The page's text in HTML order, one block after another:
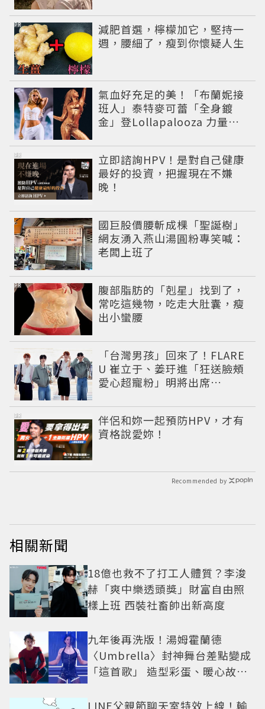
減肥首選，檸檬加它，堅持一
週，腰細了，瘦到你懷疑人生
PR
氣血好充足的美！「布蘭妮接
班人」泰特麥可蕾「全身鍍
金」登Lollapalooza 力量感
立即諮詢HPV！是對自己健康
最好的投資，把握現在不嫌
晚！
PR
國巨股價腰斬成棵「聖誕樹」
網友湧入燕山湯圓粉專笑喊：
老闆上班了
腹部脂肪的「剋星」找到了，
常吃這幾物，吃走大肚囊，瘦
出小蠻腰
PR
「台灣男孩」回來了！FLARE
U 崔立于、姜玗進「狂送臉頰
愛心超寵粉」明將出席
伴侶和妳一起預防HPV，才有
資格說愛妳！
PR
Recommended by
相關新聞
18億也救不了打工人體質？李浚
赫「爽中樂透頭獎」財富自由照
樣上班 西裝社畜帥出新高度
九年後再洗版！湯姆霍蘭德
〈Umbrella〉封神舞台差點變成
「這首歌」 造型彩蛋、暖心故事
LINE父親節聊天室特效上線！輸